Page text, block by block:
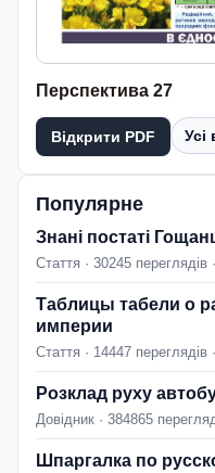
Перспектива 27
Відкрити PDF Усі
Популярне
Знані постаті
Стаття · 30245 переглядів
Таблицы табели о
империи
Стаття · 14447 переглядів
Розклад руху
Довідник · 384865
Шпаргалка по